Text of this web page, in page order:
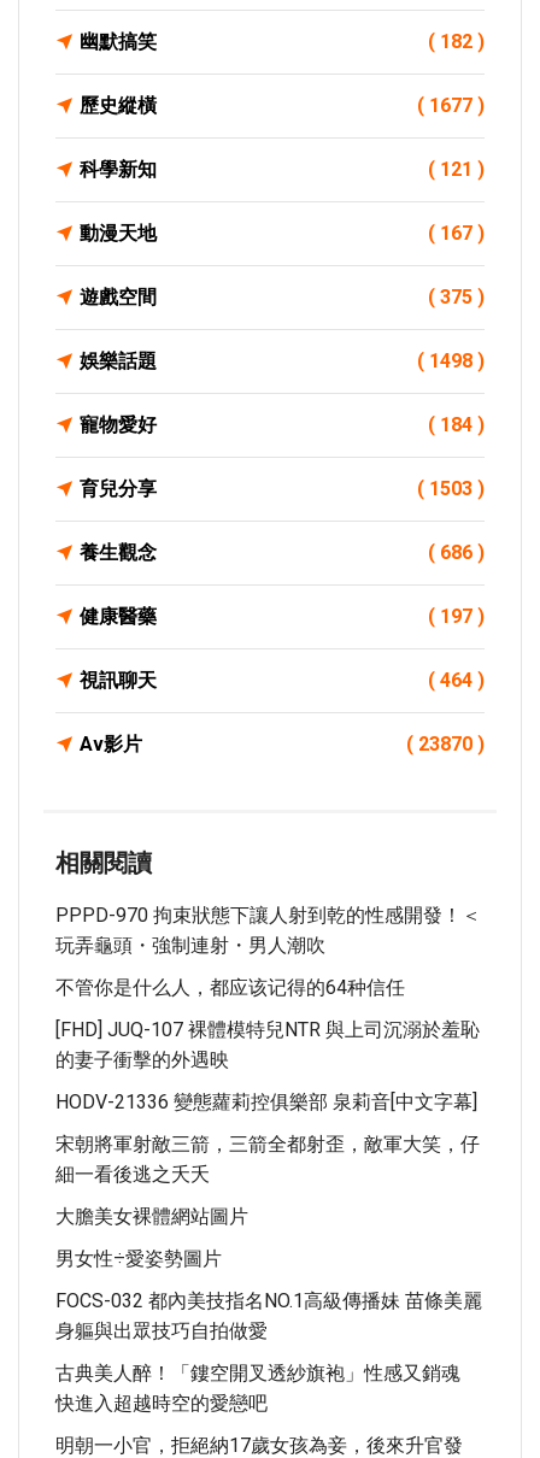
幽默搞笑 ( 182 )
歷史縱橫 ( 1677 )
科學新知 ( 121 )
動漫天地 ( 167 )
遊戲空間 ( 375 )
娛樂話題 ( 1498 )
寵物愛好 ( 184 )
育兒分享 ( 1503 )
養生觀念 ( 686 )
健康醫藥 ( 197 )
視訊聊天 ( 464 )
Av影片 ( 23870 )
相關閱讀
PPPD-970 拘束狀態下讓人射到乾的性感開發！＜
玩弄龜頭・強制連射・男人潮吹
不管你是什么人，都应该记得的64种信任
[FHD] JUQ-107 裸體模特兒NTR 與上司沉溺於羞恥
的妻子衝擊的外遇映
HODV-21336 變態蘿莉控俱樂部 泉莉音[中文字幕]
宋朝將軍射敵三箭，三箭全都射歪，敵軍大笑，仔
細一看後逃之夭夭
大膽美女裸體網站圖片
男女性÷愛姿勢圖片
FOCS-032 都內美技指名NO.1高級傳播妹 苗條美麗
身軀與出眾技巧自拍做愛
古典美人醉！「鏤空開叉透紗旗袍」性感又銷魂
快進入超越時空的愛戀吧
明朝一小官，拒絕納17歲女孩為妾，後來升官發